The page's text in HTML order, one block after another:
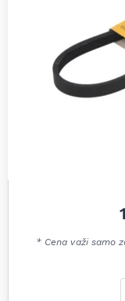
* Cena važi samo